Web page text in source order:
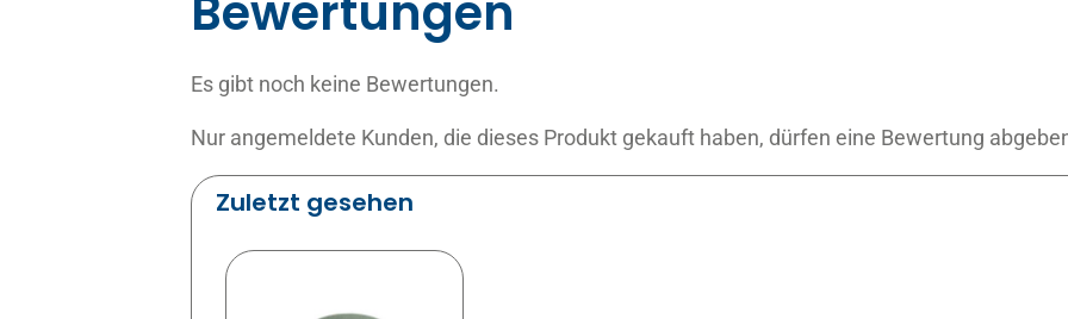
Es gibt noch keine Bewertungen.
Nur angemeldete Kunden, die dieses Produkt gekauft haben, dürfen eine Bewertung
Zuletzt gesehen